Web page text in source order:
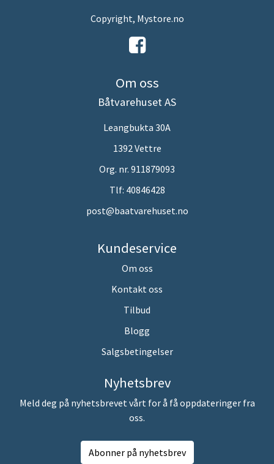
Copyright, Mystore.no
Om oss
Båtvarehuset AS
Leangbukta 30A
1392 Vettre
Org. nr. 911879093
Tlf: 40846428
post@baatvarehuset.no
Kundeservice
Om oss
Kontakt oss
Tilbud
Blogg
Salgsbetingelser
Nyhetsbrev
Meld deg på nyhetsbrevet vårt for å få oppdateringer fra
oss.
Abonner på nyhetsbrev